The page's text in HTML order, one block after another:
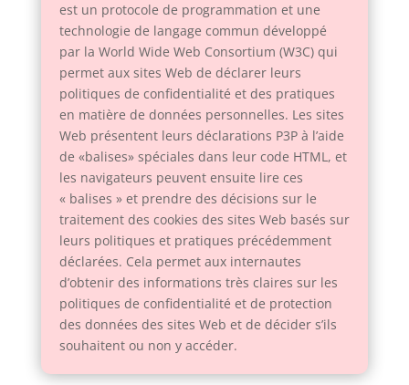
est un protocole de programmation et une
technologie de langage commun développé
par la World Wide Web Consortium (W3C) qui
permet aux sites Web de déclarer leurs
politiques de confidentialité et des pratiques
en matière de données personnelles. Les sites
Web présentent leurs déclarations P3P à l’aide
de «balises» spéciales dans leur code HTML, et
les navigateurs peuvent ensuite lire ces
« balises » et prendre des décisions sur le
traitement des cookies des sites Web basés sur
leurs politiques et pratiques précédemment
déclarées. Cela permet aux internautes
d’obtenir des informations très claires sur les
politiques de confidentialité et de protection
des données des sites Web et de décider s’ils
souhaitent ou non y accéder.